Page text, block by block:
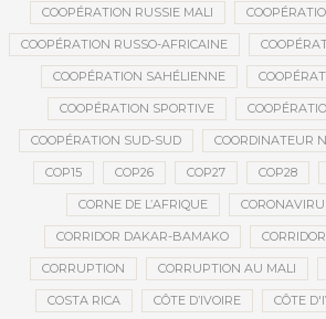
COOPÉRATION RUSSIE MALI
COOPÉRATION RUSSO-AFRICAINE
COOPÉRATION SAHÉLIENNE
COOPÉRATION SPORTIVE
COOPÉRATION SUD-SUD COORDINATEUR
COP15 COP26 COP27 COP28
CORNE DE L’AFRIQUE
CORRIDOR DAKAR-BAMAKO
CORRUPTION CORRUPTION AU MALI
COSTA RICA CÔTE D’IVOIRE CÔTE